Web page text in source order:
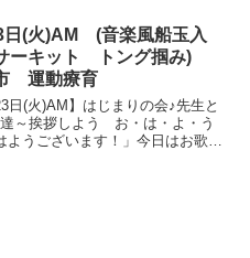
るから気を付けて～💦 風船をよ
...
日(火)AM (音楽風船玉入
キット トング掴み)
運動療育
日(火)AM】はじまりの会♪先生と
～挨拶しよう お・は・よ・う
ようございます！」今日はお歌を